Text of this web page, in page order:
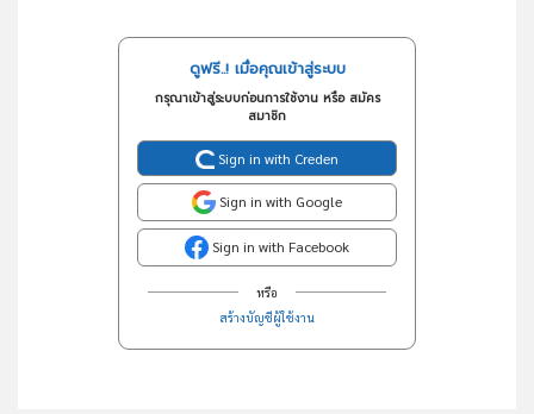
ดูฟรี..! เมื่อคุณเข้าสู่ระบบ
กรุณาเข้าสู่ระบบก่อนการใช้งาน หรือ สมัคร
สมาชิก
Sign in with Creden
Sign in with Google
Sign in with Facebook
หรือ
สร้างบัญชีผู้ใช้งาน